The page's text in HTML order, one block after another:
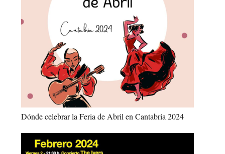
Dónde celebrar la Feria de Abril en Cantabria 2024